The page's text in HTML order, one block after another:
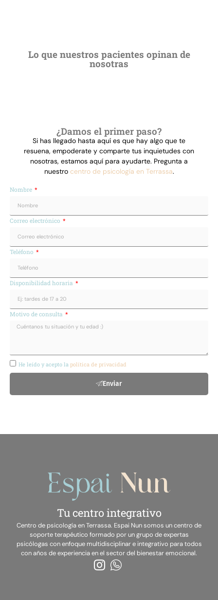
nosotras
Si has llegado hasta aquí es que hay algo que te
resuena, empoderate y comparte tus inquietudes con
nosotras, estamos aquí para ayudarte. Pregunta a
nuestrocentro de psicología en Terrassa.
Correo electrónico
Teléfono
Disponibilidad horaria
Motivo de consulta
Tu centro integrativo
Centro de psicología en Terrassa. Espai Nun somos un centro de
soporte terapéutico formado por un grupo de expertas
psicólogas con enfoque multidisciplinar e integrativo para todos
con años de experiencia en el sector del bienestar emocional.